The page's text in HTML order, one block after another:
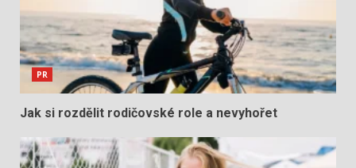
PR
Jak si rozdělit rodičovské role a nevyhořet